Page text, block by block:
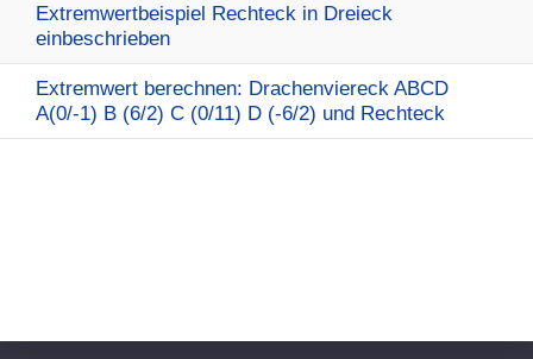
Extremwertbeispiel Rechteck in Dreieck
einbeschrieben
Extremwert berechnen: Drachenviereck ABCD
A(0/-1) B (6/2) C (0/11) D (-6/2) und Rechteck